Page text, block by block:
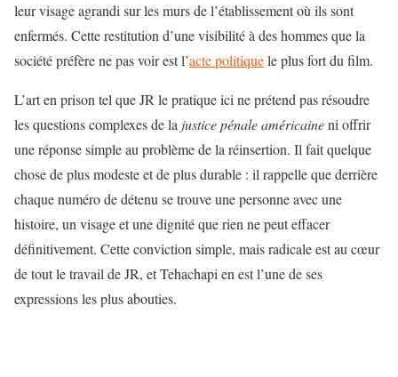
leur visage agrandi sur les murs de l’établissement où ils sont
enfermés. Cette restitution d’une visibilité à des hommes que la
société préfère ne pas voir est l’acte politiquele plus fort du film.
L’art en prison tel que JR le pratique ici ne prétend pas résoudre
les questions complexes de la justice pénale américaineni offrir
une réponse simple au problème de la réinsertion. Il fait quelque
chose de plus modeste et de plus durable : il rappelle que derrière
chaque numéro de détenu se trouve une personne avec une
histoire, un visage et une dignité que rien ne peut effacer
définitivement. Cette conviction simple, mais radicale est au cœur
de tout le travail de JR, et Tehachapi en est l’une de ses
expressions les plus abouties.